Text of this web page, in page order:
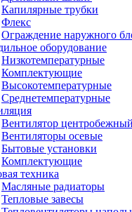
Капилярные трубки
Флекс
Ограждение наружного
оборудование
Низкотемпературные
Комплектующие
Высокотемпературные
Среднетемпературные
Вентилятор
Вентиляторы осевые
Бытовые установки
Комплектующие
техника
Масляные радиаторы
Тепловые завесы